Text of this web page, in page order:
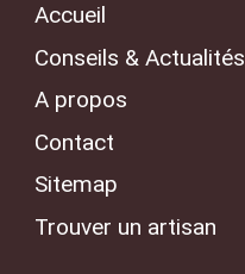
Accueil
Conseils & Actualités
A propos
Contact
Sitemap
Trouver un artisan